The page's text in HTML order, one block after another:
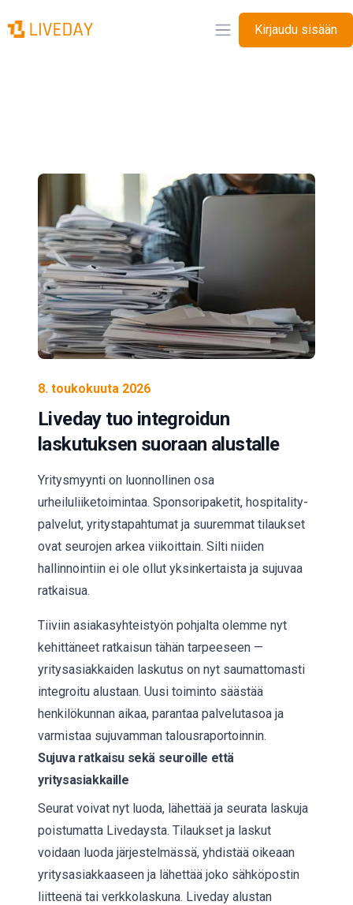
Avaa valikko
Kirjaudu sisään
8. toukokuuta 2026
Liveday tuo integroidun
laskutuksen suoraan alustalle
Yritysmyynti on luonnollinen osa
urheiluliiketoimintaa. Sponsoripaketit, hospitality-
palvelut, yritystapahtumat ja suuremmat tilaukset
ovat seurojen arkea viikoittain. Silti niiden
hallinnointiin ei ole ollut yksinkertaista ja sujuvaa
ratkaisua.
Tiiviin asiakasyhteistyön pohjalta olemme nyt
kehittäneet ratkaisun tähän tarpeeseen —
yritysasiakkaiden laskutus on nyt saumattomasti
integroitu alustaan. Uusi toiminto säästää
henkilökunnan aikaa, parantaa palvelutasoa ja
varmistaa sujuvamman talousraportoinnin.
Sujuva ratkaisu sekä seuroille että
yritysasiakkaille
Seurat voivat nyt luoda, lähettää ja seurata laskuja
poistumatta Livedaysta. Tilaukset ja laskut
voidaan luoda järjestelmässä, yhdistää oikeaan
yritysasiakkaaseen ja lähettää joko sähköpostin
liitteenä tai verkkolaskuna. Liveday alustan